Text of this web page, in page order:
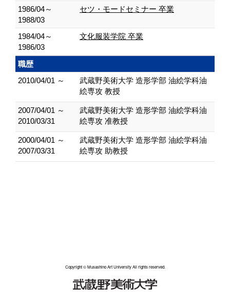
1986/04～
1988/03
セツ・モードセミナー 卒業
1984/04～
1986/03
文化服装学院 卒業
職歴
2010/04/01 ～
武蔵野美術大学 造形学部 油絵学科油
絵専攻 教授
2007/04/01 ～
2010/03/31
武蔵野美術大学 造形学部 油絵学科油
絵専攻 准教授
2000/04/01 ～
2007/03/31
武蔵野美術大学 造形学部 油絵学科油
絵専攻 助教授
Copyright © Musashino Art University All rights reserved.